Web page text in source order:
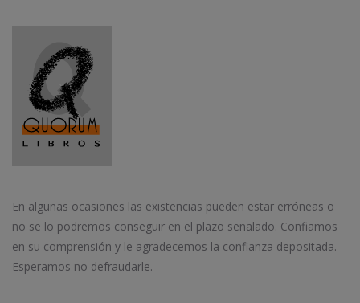
En algunas ocasiones las existencias pueden estar erróneas o
no se lo podremos conseguir en el plazo señalado. Confiamos
en su comprensión y le agradecemos la confianza depositada.
Esperamos no defraudarle.